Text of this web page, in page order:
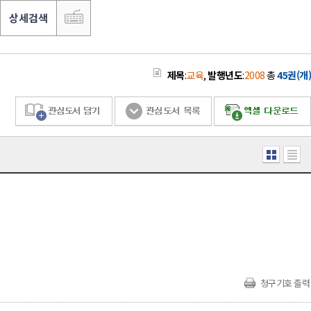
상세검색
제목:교육, 발행년도:2008총45권(개)
청구기호 출력